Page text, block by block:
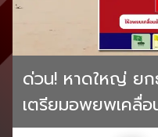
ด่วน! หาดใหญ่ ยก
เตรียมอพยพเคลื่